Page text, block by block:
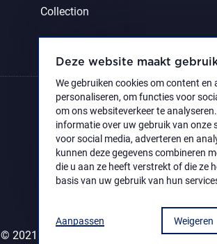
Deze website maakt
We gebruiken cookies om content en
personaliseren, om functies voor
om ons websiteverkeer te
informatie over uw gebruik van onze
voor social media, adverteren en
kunnen deze gegevens combineren
die u aan ze heeft verstrekt of die ze
basis van uw gebruik van hun
Aanpassen Weigeren
Collection
© 2021 Koninklijk Museum voor Schone